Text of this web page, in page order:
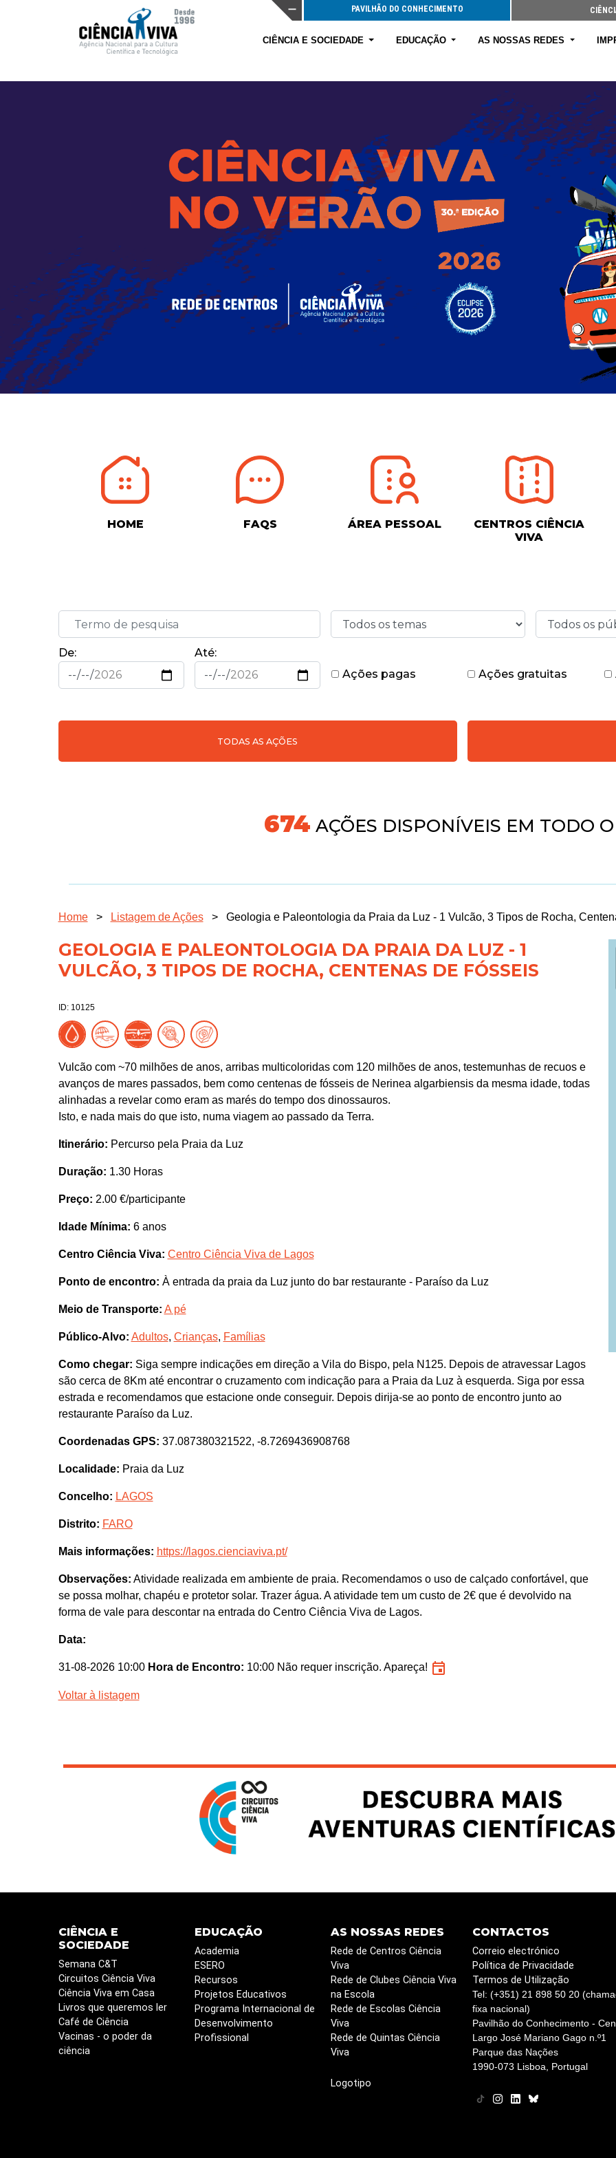
PAVILHÃO DO CONHECIMENTO
CIÊNCIA E SOCIEDADE EDUCAÇÃO AS NOSSAS REDES
HOME FAQS ÁREA PESSOAL
CENTROS CIÊNCIA
VIVA
De:
Até:
Ações pagas
Ações gratuitas
TODAS AS AÇÕES
746 AÇÕES DISPONÍVEIS EM TODO
Home > Listagem de Ações > Geologia e Paleontologia da Praia da Luz - 1 Vulcão, 3 Tipos de Rocha,
GEOLOGIA E PALEONTOLOGIA DA PRAIA DA LUZ - 1
VULCÃO, 3 TIPOS DE ROCHA, CENTENAS DE FÓSSEIS
ID: 10125
Vulcão com ~70 milhões de anos, arribas multicoloridas com 120 milhões de anos, testemunhas de recuos e
avanços de mares passados, bem como centenas de fósseis de Nerinea algarbiensis da mesma idade, todas
alinhadas a revelar como eram as marés do tempo dos dinossauros.
Isto, e nada mais do que isto, numa viagem ao passado da Terra.
Itinerário: Percurso pela Praia da Luz
Duração: 1.30 Horas
Preço: 2.00 €/participante
Idade Mínima: 6 anos
Centro Ciência Viva: Centro Ciência Viva de Lagos
Ponto de encontro: À entrada da praia da Luz junto do bar restaurante - Paraíso da Luz
Meio de Transporte: A pé
Público-Alvo: Adultos, Crianças, Famílias
Como chegar: Siga sempre indicações em direção a Vila do Bispo, pela N125. Depois de atravessar Lagos
são cerca de 8Km até encontrar o cruzamento com indicação para a Praia da Luz à esquerda. Siga por essa
estrada e recomendamos que estacione onde conseguir. Depois dirija-se ao ponto de encontro junto ao
restaurante Paraíso da Luz.
Coordenadas GPS: 37.087380321522, -8.7269436908768
Localidade: Praia da Luz
Concelho: LAGOS
Distrito: FARO
Mais informações: https://lagos.cienciaviva.pt/
Observações: Atividade realizada em ambiente de praia. Recomendamos o uso de calçado confortável, que
se possa molhar, chapéu e protetor solar. Trazer água. A atividade tem um custo de 2€ que é devolvido na
forma de vale para descontar na entrada do Centro Ciência Viva de Lagos.
Data:
31-08-2026 10:00 Hora de Encontro: 10:00 Não requer inscrição. Apareça!
Voltar à listagem
CIÊNCIA E
SOCIEDADE
Semana C&T
Circuitos Ciência Viva
Ciência Viva em Casa
Livros que queremos ler
Café de Ciência
Vacinas - o poder da
ciência
EDUCAÇÃO
Academia
ESERO
Recursos
Projetos Educativos
Programa Internacional de
Desenvolvimento
Profissional
AS NOSSAS REDES
Rede de Centros Ciência
Viva
Rede de Clubes Ciência Viva
na Escola
Rede de Escolas Ciência
Viva
Rede de Quintas Ciência
Viva
Logotipo
CONTACTOS
Correio electrónico
Política de Privacidade
Termos de Utilização
Tel: (+351) 21 898 50 20
fixa nacional)
Pavilhão do Conhecimento -
Largo José Mariano Gago n.º1
Parque das Nações
1990-073 Lisboa, Portugal